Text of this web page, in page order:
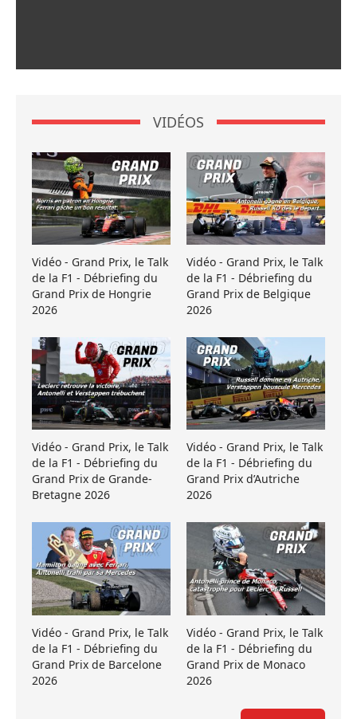
VIDÉOS
Vidéo - Grand Prix, le Talk
de la F1 - Débriefing du
Grand Prix de Hongrie
2026
Vidéo - Grand Prix, le Talk
de la F1 - Débriefing du
Grand Prix de Belgique
2026
Vidéo - Grand Prix, le Talk
de la F1 - Débriefing du
Grand Prix de Grande-
Bretagne 2026
Vidéo - Grand Prix, le Talk
de la F1 - Débriefing du
Grand Prix d’Autriche
2026
Vidéo - Grand Prix, le Talk
de la F1 - Débriefing du
Grand Prix de Barcelone
2026
Vidéo - Grand Prix, le Talk
de la F1 - Débriefing du
Grand Prix de Monaco
2026